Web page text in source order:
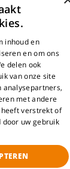
EQUIPMENT |
Qui
rabotage
à balles
packaging
fabrication de fibre
inhoud en
en om ons
delen ook
van onze site
analysepartners,
met andere
verstrekt of
door uw gebruik